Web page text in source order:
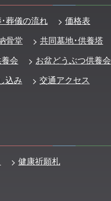
葬儀の流れ
価格表
骨堂
共同墓地･供養塔
会
お盆どうぶつ供養会
込み
交通アクセス
健康祈願札